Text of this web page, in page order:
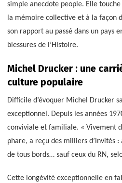
simple anecdote people. Elle
la mémoire collective et à la façon
son rapport au passé dans un pays
blessures de l’Histoire.
Michel Drucker : une
culture populaire
Difficile d’évoquer Michel Drucker
exceptionnel. Depuis les années
conviviale et familiale. « Vivement
phare, a reçu des milliers d’invités
de tous bords… sauf ceux du RN,
Cette longévité exceptionnelle en